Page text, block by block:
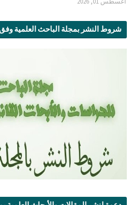
شروط النشر بمجلة الباحث العلمية